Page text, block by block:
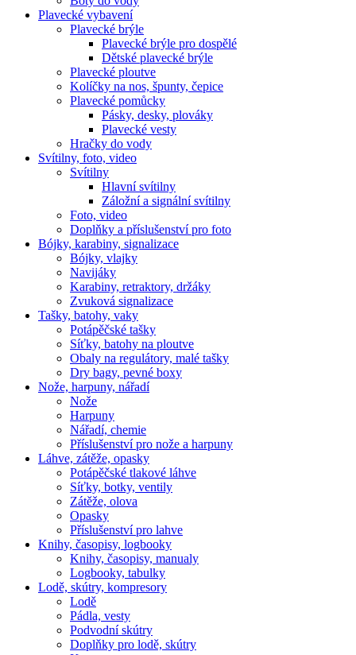
Plavecké vybavení
Plavecké brýle
Plavecké brýle pro dospělé
Dětské plavecké brýle
Plavecké ploutve
Kolíčky na nos, špunty, čepice
Plavecké pomůcky
Pásky, desky, plováky
Plavecké vesty
Hračky do vody
Svítilny, foto, video
Svítilny
Hlavní svítilny
Záložní a signální svítilny
Foto, video
Doplňky a příslušenství pro foto
Bójky, karabiny, signalizace
Bójky, vlajky
Navijáky
Karabiny, retraktory, držáky
Zvuková signalizace
Tašky, batohy, vaky
Potápěčské tašky
Síťky, batohy na ploutve
Obaly na regulátory, malé tašky
Dry bagy, pevné boxy
Nože, harpuny, nářadí
Nože
Harpuny
Nářadí, chemie
Příslušenství pro nože a harpuny
Láhve, zátěže, opasky
Potápěčské tlakové láhve
Síťky, botky, ventily
Zátěže, olova
Opasky
Příslušenství pro lahve
Knihy, časopisy, logbooky
Knihy, časopisy, manualy
Logbooky, tabulky
Lodě, skútry, kompresory
Lodě
Pádla, vesty
Podvodní skútry
Doplňky pro lodě, skútry